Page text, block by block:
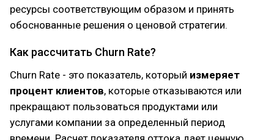
ресурсы соответствующим образом и принять
обоснованные решения о ценовой стратегии.
Как рассчитать Churn Rate?
Churn Rate - это показатель, который измеряет
процент клиентов, которые отказываются или
прекращают пользоваться продуктами или
услугами компании за определенный период